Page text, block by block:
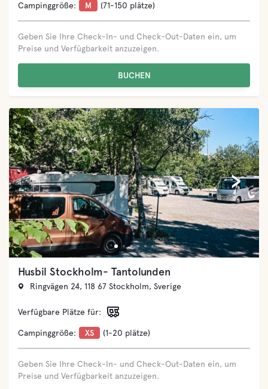
Campinggröße: M (71-150 plätze)
Geben Sie Ihre Check-In- und Check-Out-Daten ein, um
Preise und Verfügbarkeit anzuzeigen.
BUCHEN
›
‹
Hälleviks Camping
Campingvägen 41, 294 95 Sölvesborg, Sverige
Verfügbare Plätze für:
Campinggröße: L (151-400 plätze)
Geben Sie Ihre Check-In- und Check-Out-Daten ein, um
Preise und Verfügbarkeit anzuzeigen.